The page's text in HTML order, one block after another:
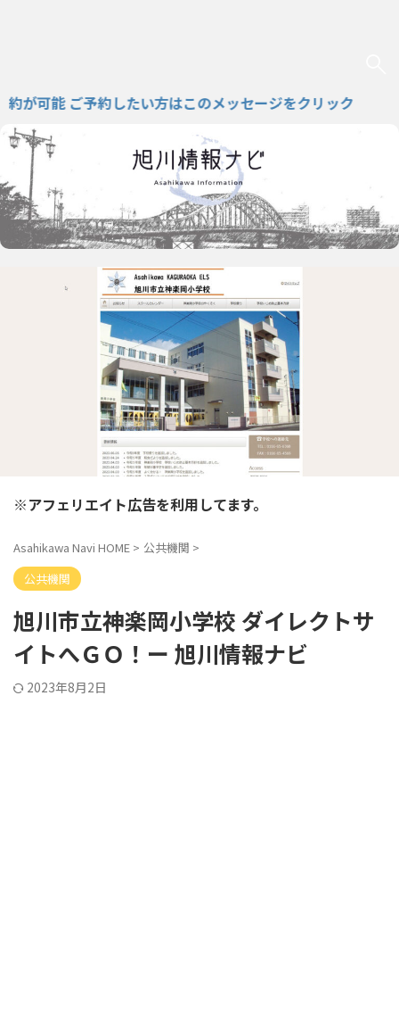
ご予約したい方はこのメッセージをクリック
※アフェリエイト広告を利用してます。
Asahikawa Navi HOME > 公共機関 >
公共機関
旭川市立神楽岡小学校 ダイレクトサ
イトへＧＯ！ー 旭川情報ナビ
2023年8月2日